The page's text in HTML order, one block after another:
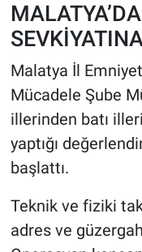
Malatya İl
Mücadele Şube
illerinden batı
yaptığı
başlattı.
Teknik ve fiziki
adres ve
Bilim, Teknoloji